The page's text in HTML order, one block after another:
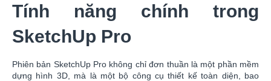
Tính năng chính trong
SketchUp Pro
Phiên bản SketchUp Pro không chỉ đơn thuần là một phần mềm
dựng hình 3D, mà là một bộ công cụ thiết kế toàn diện, bao